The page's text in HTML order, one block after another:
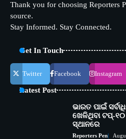
Thank you for choosing Reporters
source.
Stay Informed. Stay Connected.
Get In Touch
Twitter Facebook Instagram
Latest Post
ଭାରତ ପାଇଁ
ଖେଳିଥିବା ଟପ୍-
ସ୍ଥାନରେ
Reporters Pen